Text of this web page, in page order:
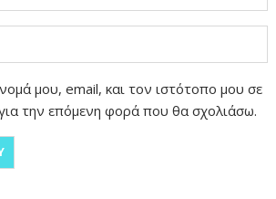
μου, email, και τον ιστότοπο μου σε
την επόμενη φορά που θα σχολιάσω.